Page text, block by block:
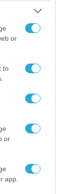
or
to
or
app.
στον πρώην